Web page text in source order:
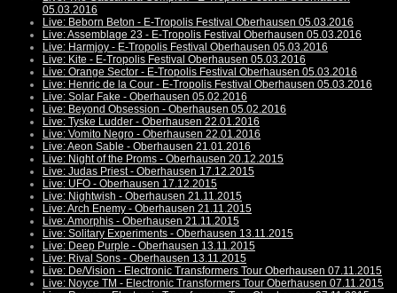
05.03.2016
Live: Beborn Beton - E-Tropolis Festival Oberhausen 05.03.2016
Live: Assemblage 23 - E-Tropolis Festival Oberhausen 05.03.2016
Live: Harmjoy - E-Tropolis Festival Oberhausen 05.03.2016
Live: Kite - E-Tropolis Festival Oberhausen 05.03.2016
Live: Orange Sector - E-Tropolis Festival Oberhausen 05.03.2016
Live: Henric de la Cour - E-Tropolis Festival Oberhausen 05.03.2016
Live: Solar Fake - Oberhausen 05.02.2016
Live: Beyond Obsession - Oberhausen 05.02.2016
Live: Tyske Ludder - Oberhausen 22.01.2016
Live: Vomito Negro - Oberhausen 22.01.2016
Live: Aeon Sable - Oberhausen 21.01.2016
Live: Night of the Proms - Oberhausen 20.12.2015
Live: Judas Priest - Oberhausen 17.12.2015
Live: UFO - Oberhausen 17.12.2015
Live: Nightwish - Oberhausen 21.11.2015
Live: Arch Enemy - Oberhausen 21.11.2015
Live: Amorphis - Oberhausen 21.11.2015
Live: Solitary Experiments - Oberhausen 13.11.2015
Live: Deep Purple - Oberhausen 13.11.2015
Live: Rival Sons - Oberhausen 13.11.2015
Live: De/Vision - Electronic Transformers Tour Oberhausen 07.11.2015
Live: Noyce TM - Electronic Transformers Tour Oberhausen 07.11.2015